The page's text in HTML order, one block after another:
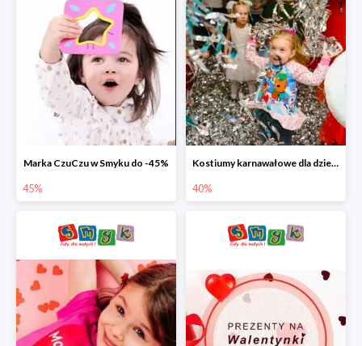
Marka CzuCzu w Smyku do -45%
45%
Kostiumy karnawałowe dla dzieci w Smyku do -40%
40%